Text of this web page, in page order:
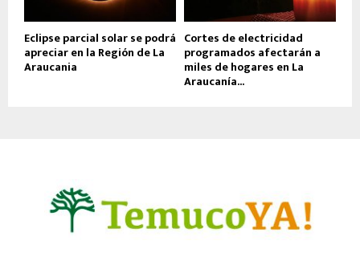
Eclipse parcial solar se podrá
apreciar en la Región de La
Araucania
Cortes de electricidad
programados afectarán a
miles de hogares en La
Araucanía...